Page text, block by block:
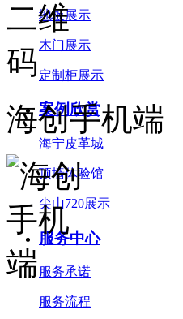
地板展示
木门展示
定制柜展示
案例欣赏
海宁皮革城
顶墙体验馆
尖山720展示
服务中心
服务承诺
服务流程
海创手机端